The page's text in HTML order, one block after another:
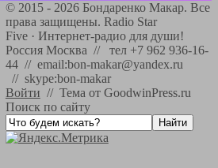
© 2015 - 2026Бондаренко Макар. Все
права защищены. Radio Star
Five· Интернет-радио для души!
Россия Москва // тел +7 962 936-16-
44 // email:bon-makar@yandex.ru
// skype:bon-makar
Войти // Тема от GoodwinPress.ru
Поиск по сайту